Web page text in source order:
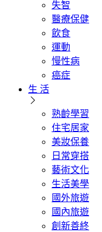
失智
醫療保健
飲食
運動
慢性病
癌症
生 活
熟齡學習
住宅居家
美妝保養
日常穿搭
藝術文化
生活美學
國外旅遊
國內旅遊
創新善終